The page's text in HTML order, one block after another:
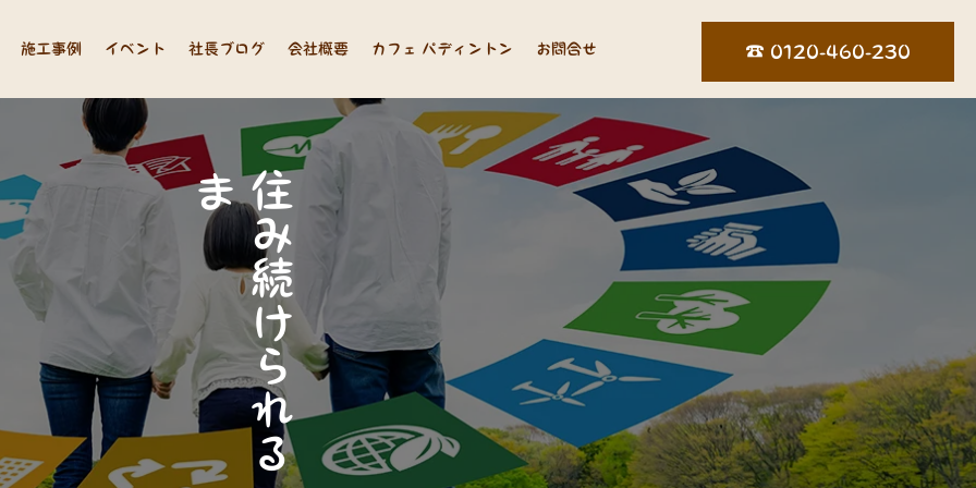
☎︎ 0120-460-230
施工事例 イベント 社長ブログ 会社概要 カフェ パディントン お問合せ
住
み
続
け
ら
れ
る
ま
ち
づ
く
り
へ
の
貢